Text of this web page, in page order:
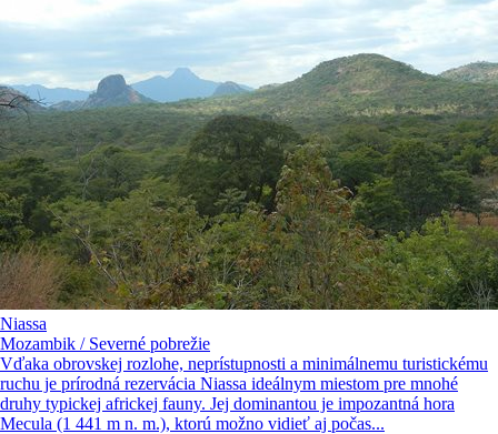
Niassa
Mozambik / Severné pobrežie
Vďaka obrovskej rozlohe, neprístupnosti a minimálnemu turistickému
ruchu je prírodná rezervácia Niassa ideálnym miestom pre mnohé
druhy typickej africkej fauny. Jej dominantou je impozantná hora
Mecula (1 441 m n. m.), ktorú možno vidieť aj počas...